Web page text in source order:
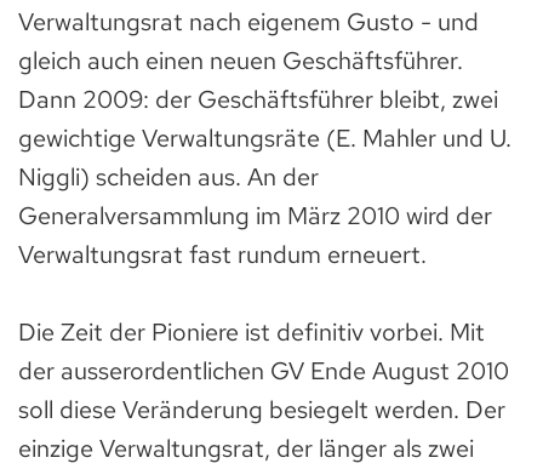
Verwaltungsrat nach eigenem Gusto - und
gleich auch einen neuen Geschäftsführer.
Dann 2009: der Geschäftsführer bleibt, zwei
gewichtige Verwaltungsräte (E. Mahler und U.
Niggli) scheiden aus. An der
Generalversammlung im März 2010 wird der
Verwaltungsrat fast rundum erneuert.
Die Zeit der Pioniere ist definitiv vorbei. Mit
der ausserordentlichen GV Ende August 2010
soll diese Veränderung besiegelt werden. Der
einzige Verwaltungsrat, der länger als zwei